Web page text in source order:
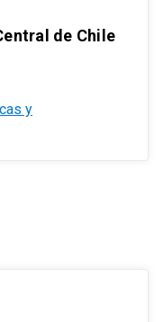
de Chile
y